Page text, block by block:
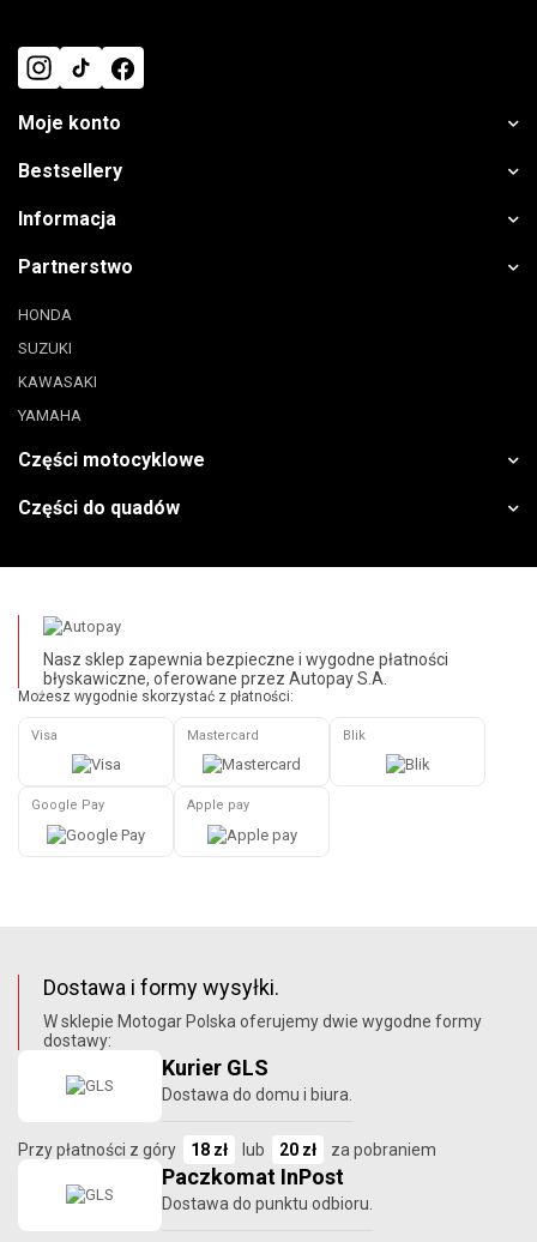
Moje konto
Bestsellery
Informacja
Partnerstwo
HONDA
SUZUKI
KAWASAKI
YAMAHA
Części motocyklowe
Części do quadów
Nasz sklep zapewnia bezpieczne i wygodne płatności
błyskawiczne, oferowane przez Autopay S.A.
Możesz wygodnie skorzystać z płatności:
Visa Mastercard Blik
Google Pay Apple pay
Dostawa i formy wysyłki.
W sklepie Motogar Polska oferujemy dwie wygodne formy
dostawy:
Kurier GLS
Dostawa do domu i biura.
Przy płatności z góry 18 zł lub 20 zł za pobraniem
Paczkomat InPost
Dostawa do punktu odbioru.